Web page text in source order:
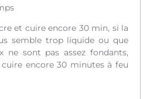
et cuire encore 30 min, si la
semble trop liquide ou que
ne sont pas assez fondants,
encore 30 minutes à feu